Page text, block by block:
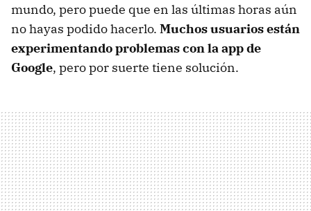
mundo, pero puede que en las últimas horas aún
no hayas podido hacerlo. Muchos usuarios están
experimentando problemas con la app de
Google, pero por suerte tiene solución.